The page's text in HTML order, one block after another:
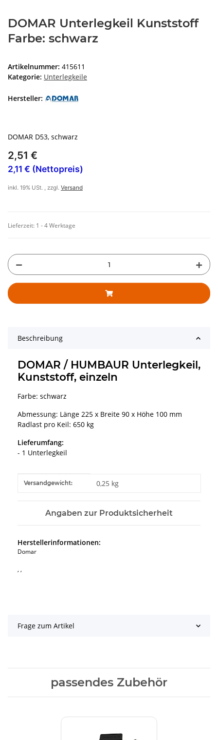
DOMAR Unterlegkeil Kunststoff
Farbe: schwarz
Artikelnummer: 415611
Kategorie: Unterlegkeile
Hersteller:
DOMAR D53, schwarz
2,51 €
2,11 € (Nettopreis)
inkl. 19% USt. , zzgl. Versand
Lieferzeit: 1 - 4 Werktage
Beschreibung
DOMAR / HUMBAUR Unterlegkeil,
Kunststoff, einzeln
Farbe: schwarz
Abmessung: Länge 225 x Breite 90 x Höhe 100 mm
Radlast pro Keil: 650 kg
Lieferumfang:
- 1 Unterlegkeil
Produkteigenschaft
Wert
Versandgewicht: 0,25 kg
Angaben zur Produktsicherheit
Herstellerinformationen:
Domar
, ,
Frage zum Artikel
passendes Zubehör